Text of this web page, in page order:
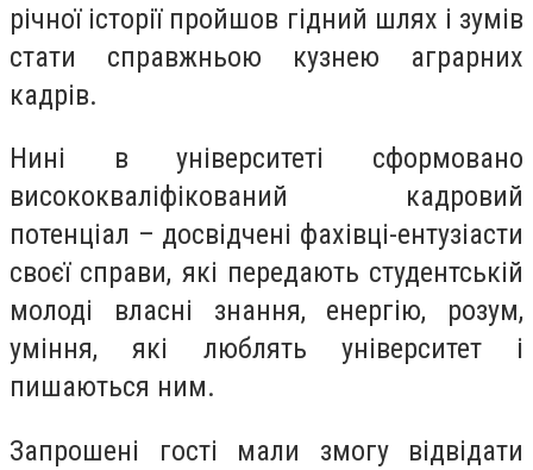
річної історії пройшов гідний шлях і зумів
стати справжньою кузнею аграрних
кадрів.
Нині в університеті сформовано
висококваліфікований кадровий
потенціал – досвідчені фахівці-ентузіасти
своєї справи, які передають студентській
молоді власні знання, енергію, розум,
уміння, які люблять університет і
пишаються ним.
Запрошені гості мали змогу відвідати